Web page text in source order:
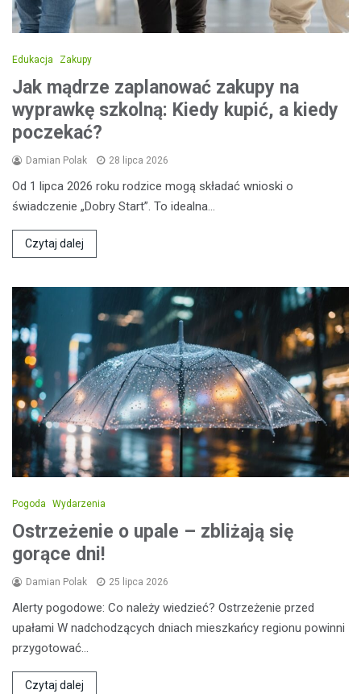
Edukacja Zakupy
Jak mądrze zaplanować zakupy na
wyprawkę szkolną: Kiedy kupić, a kiedy
poczekać?
Damian Polak 28 lipca 2026
Od 1 lipca 2026 roku rodzice mogą składać wnioski o
świadczenie „Dobry Start”. To idealna…
Czytaj dalej
Pogoda Wydarzenia
Ostrzeżenie o upale – zbliżają się
gorące dni!
Damian Polak 25 lipca 2026
Alerty pogodowe: Co należy wiedzieć? Ostrzeżenie przed
upałami W nadchodzących dniach mieszkańcy regionu powinni
przygotować…
Czytaj dalej